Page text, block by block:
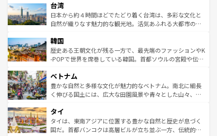
ならではの贅沢な旅のスタイルだ。 なお、新着のアメリカ
情報はコンテンツ一覧を参照してほしい。
れるおもてなしの心で訪れる人々を迎えてくれるハワイの
人々、おいしいローカルフードやハワイアンミュージッ
ク、伝統的なフラダンスなど、すべてがハワイの魅力を彩
ワイを、存分に味わってほしい。 なお、新着のハワイ情報
はコンテンツ一覧を参照してほしい。
リアリーフや大陸中央部にそびえるウルル（エアーズロッ
ク）、タスマニアの美しい原生林やケアンズの熱帯雨林な
ど、見どころがたくさん。また、カフェやワイン、オージ
いる。アクティビティも充実しており、サーフィンやダイ
ビング、ハイキングなど、アウトドア好きにはたまらな
い。オーストラリアの多彩な魅力を存分に味わいつくそ
参照してほしい。
台湾
日本から約４時間ほどでたどり着く台湾は、多彩な文化と
自然が織りなす魅力的な観光地。活気あふれる大都市の台
ン）、静ひつな山岳地帯である台湾東部など、都市の喧騒
と山間の静けさが共存しており、訪れる人に新しい発見と
驚きをもたらしてくれる。また、奥深い台湾の食文化も魅
容にもいいと評判のスイーツなど、バラエティ豊かな料理
が味わえる。 なお、新着の台湾情報は コンテンツ一覧を参
照してほしい。
韓国
歴史ある王朝文化が残る一方で、最先端のファッションやK
-POPで世界を席巻している韓国。首都ソウルの宮殿や伝統
き、地方に足を延ばせば四季折々の自然美を楽しむことが
できる。そして、キムチや焼肉、絶品のストリートフード
まで、さまざまな韓国料理が待っている。夜には、韓国な
リティに包まれながら、韓国の多彩な魅力を心ゆくまで味
わってみてほしい。 なお、新着の韓国情報はコンテンツ一
覧を参照してほしい。
ベトナム
豊かな自然と多様な文化が魅力的なベトナム。南北に細長
く伸びる国土には、広大な田園風景や青々とした山々、世
急速な発展と共に伝統が息づく。ハノイの古い町並みやホ
ーチミン市のフランス統治時代の建物も、独特の雰囲気を
醸し出している。また、バラエティの豊かさとおいしさで
タイ
タイは、東南アジアに位置する豊かな自然と歴史が息づく
国だ。首都バンコクは高層ビルが立ち並ぶ一方、伝統的な